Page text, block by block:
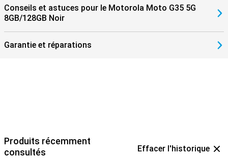
Conseils et astuces pour le Motorola Moto G35 5G
8GB/128GB Noir
Garantie et réparations
Produits récemment
consultés
Effacer l'historique